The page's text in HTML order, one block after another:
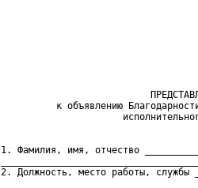
к объявлению
1. Фамилия, имя, отчество
2. Должность, место работы, службы